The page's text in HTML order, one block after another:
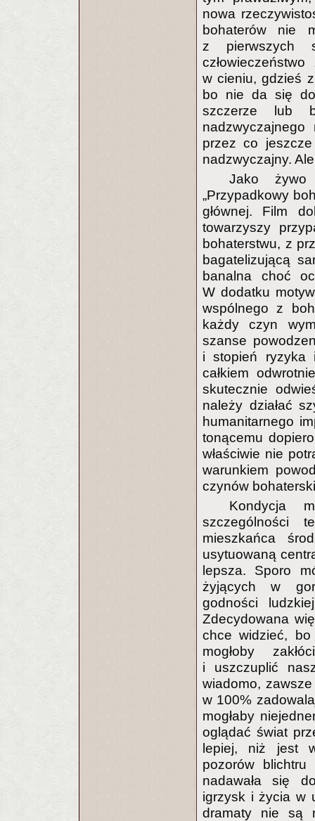
nowa
bohaterów nie
z pierwszych
w cieniu, gdzieś
bo nie da się
szczerze lub
przez co
nadzwyczajny.
Jako żywo
„Przypadkowy
głównej. Film
towarzyszy
bohaterstwu, z
bagatelizującą
banalna choć
W dodatku
wspólnego z
każdy czyn
szanse
i stopień ryzyka
całkiem
skutecznie
należy działać
humanitarnego
tonącemu
właściwie nie
warunkiem
czynów
Kondycja
szczególności
mieszkańca
usytuowaną
lepsza. Sporo
żyjących w
godności
Zdecydowana
chce widzieć,
mogłoby
i uszczuplić
wiadomo,
w 100%
mogłaby
oglądać świat
lepiej, niż jest
pozorów
nadawała się
igrzysk i życia w
dramaty nie są